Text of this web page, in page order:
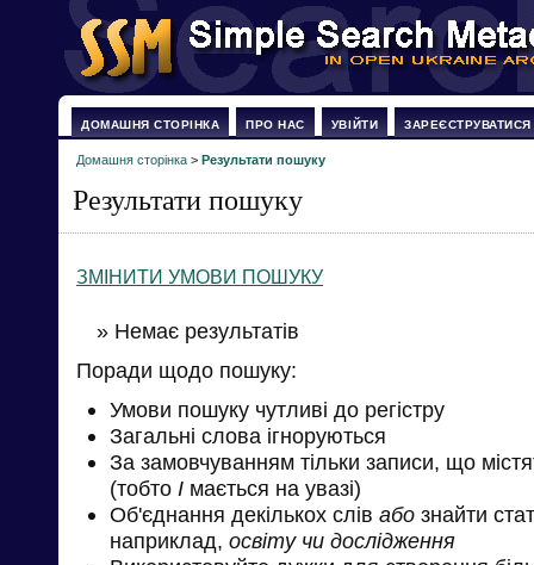
ДОМАШНЯ СТОРІНКА ПРО НАС УВІЙТИ ЗАРЕЄСТРУВАТИСЯ
Домашня сторінка > Результати пошуку
Результати пошуку
ЗМІНИТИ УМОВИ ПОШУКУ
» Немає результатів
Поради щодо пошуку:
Умови пошуку чутливі до регістру
Загальні слова ігноруються
За замовчуванням тільки записи, що
(тобто І мається на увазі)
Об'єднання декількох слів або знайти
наприклад, освіту чи дослідження